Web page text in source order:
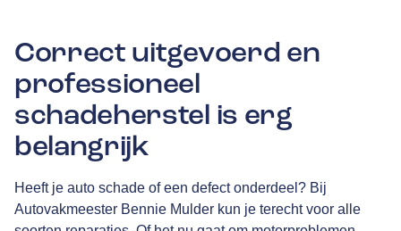
Correct uitgevoerd en
professioneel
schadeherstel is erg
belangrijk
Heeft je auto schade of een defect onderdeel? Bij
Autovakmeester Bennie Mulder kun je terecht voor alle